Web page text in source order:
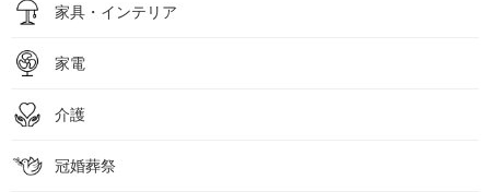
家具・インテリア
家電
介護
冠婚葬祭